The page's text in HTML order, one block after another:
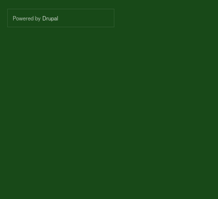
Powered by Drupal